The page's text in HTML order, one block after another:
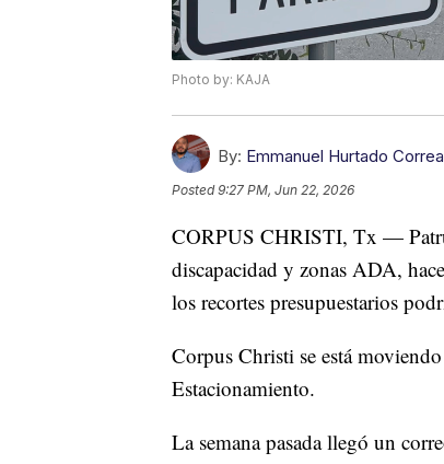
Photo by: KAJA
By: Emmanuel Hurtado Correa
Posted9:27 PM, Jun 22, 2026
CORPUS CHRISTI, Tx —
discapacidad y zonas ADA,
los recortes presupuestarios
Corpus Christi se está
Estacionamiento.
La semana pasada llegó un